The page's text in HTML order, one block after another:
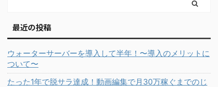
最近の投稿
ウォーターサーバーを導入して半年！〜導入のメリットに
ついて〜
たった1年で脱サラ達成！動画編集で月30万稼ぐまでのじ